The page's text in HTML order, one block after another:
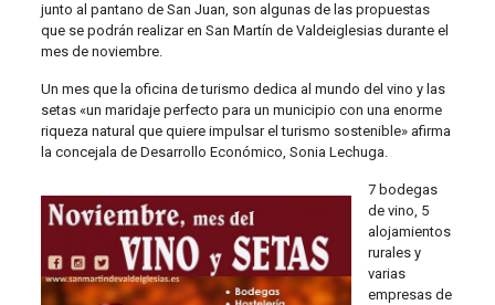
junto al pantano de San Juan, son algunas de las propuestas
que se podrán realizar en San Martín de Valdeiglesias durante el
mes de noviembre.
Un mes que la oficina de turismo dedica al mundo del vino y las
setas «un maridaje perfecto para un municipio con una enorme
riqueza natural que quiere impulsar el turismo sostenible» afirma
la concejala de Desarrollo Económico, Sonia Lechuga.
7 bodegas
de vino, 5
alojamientos
rurales y
varias
empresas de